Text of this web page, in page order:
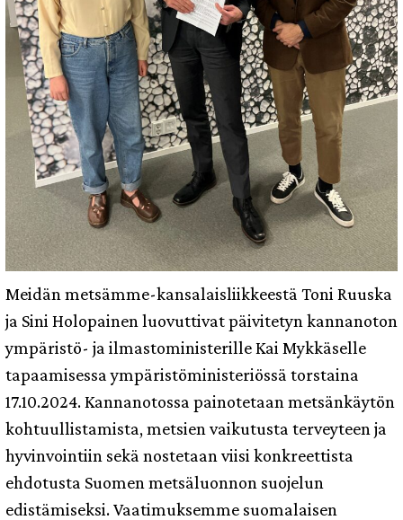
Meidän metsämme-kansalaisliikkeestä Toni Ruuska
ja Sini Holopainen luovuttivat päivitetyn kannanoton
ympäristö- ja ilmastoministerille Kai Mykkäselle
tapaamisessa ympäristöministeriössä torstaina
17.10.2024. Kannanotossa painotetaan metsänkäytön
kohtuullistamista, metsien vaikutusta terveyteen ja
hyvinvointiin sekä nostetaan viisi konkreettista
ehdotusta Suomen metsäluonnon suojelun
edistämiseksi. Vaatimuksemme suomalaisen